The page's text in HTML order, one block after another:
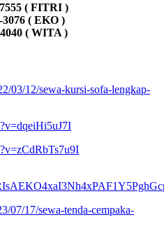
( FITRI )
3076 ( EKO )
( WITA )
03/12/sewa-kursi-sofa-lengkap-
07/17/sewa-tenda-cempaka-